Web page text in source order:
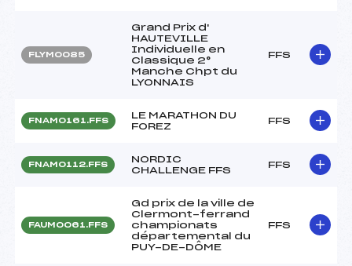
FLYM0085
Grand Prix d'
HAUTEVILLE
Individuelle en
Classique 2°
Manche Chpt du
LYONNAIS
FFS
FNAM0161.FFS
LE MARATHON DU
FOREZ
FFS
FNAM0112.FFS
NORDIC
CHALLENGE FFS
FFS
FAUM0061.FFS
Gd prix de la ville de
Clermont-ferrand
championats
départemental du
PUY-DE-DÔME
FFS